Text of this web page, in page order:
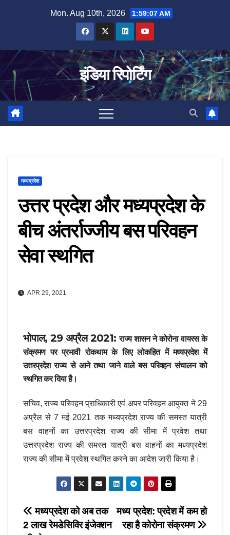
Mon. Aug 10th, 2026 1:59:07 AM
इंडिया रिपोर्टिंग
मध्यप्रदेश
उत्तर प्रदेश और मध्यप्रदेश के
बीच अंतर्राज्जीय बस परिवहन
सेवा स्थगित
APR 29, 2021
भोपाल, 29 अप्रैल 2021:राज्य शासन ने कोरोना वायरस के
संक्रमण पर प्रभावी रोकथाम के लिए लोकहित में मध्यप्रदेश में
उत्तरप्रदेश राज्य से आने तथा जाने वाले बस परिवहन संचालन को
स्थगित कर दिया है।
सचिव, राज्य परिवहन प्राधिकारी एवं अपर परिवहन आयुक्त ने 29
अप्रैल से 7 मई 2021 तक मध्यप्रदेश राज्य की समस्त यात्री
बस वाहनों का उत्तरप्रदेश राज्य की सीमा में प्रवेश तथा
उत्तरप्रदेश राज्य की समस्त यात्री बस वाहनों का मध्यप्रदेश
राज्य की सीमा में प्रवेश स्थगित करने का आदेश जारी किया है।
Post
मध्य प्रदेश: प्रदेश में कम हो
रहा है कोरोना संक्रमण
मध्यप्रदेश को अब तक
2 लाख रेमडेसिविर इंजेक्शन